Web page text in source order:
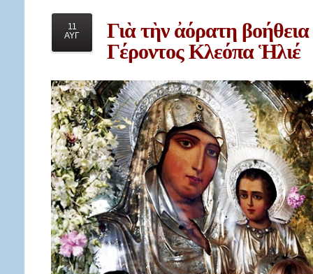
11
ΑΥΓ
Γιὰτὴν ἀόρατη
Γέροντος Κλεόπα Ἡλιέ